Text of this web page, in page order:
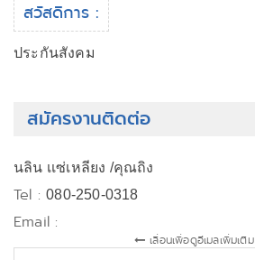
สวัสดิการ :
ประกันสังคม
สมัครงานติดต่อ
นลิน เเซ่เหลียง /คุณถิง
Tel :080-250-0318
Email :
เลื่อนเพื่อดูอีเมลเพิ่มเติม